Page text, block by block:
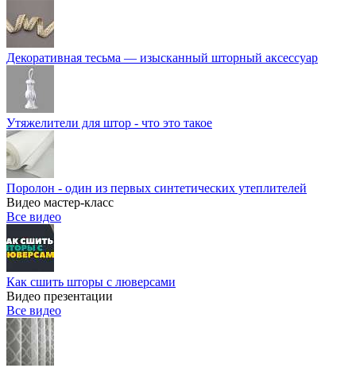
Декоративная тесьма — изысканный шторный аксессуар
Утяжелители для штор - что это такое
Поролон - один из первых синтетических утеплителей
Видео мастер-класс
Все видео
Как сшить шторы с люверсами
Видео презентации
Все видео